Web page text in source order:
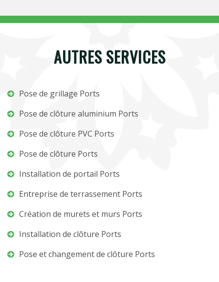
AUTRES SERVICES
Pose de grillage Ports
Pose de clôture aluminium Ports
Pose de clôture PVC Ports
Pose de clôture Ports
Installation de portail Ports
Entreprise de terrassement Ports
Création de murets et murs Ports
Installation de clôture Ports
Pose et changement de clôture Ports